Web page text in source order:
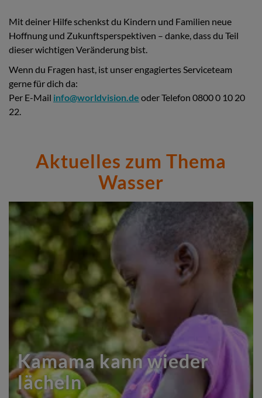
Mit deiner Hilfe schenkst du Kindern und Familien neue
Hoffnung und Zukunftsperspektiven – danke, dass du Teil
dieser wichtigen Veränderung bist.
Wenn du Fragen hast, ist unser engagiertes Serviceteam
gerne für dich da:
Per E-Mail info@worldvision.de oder Telefon 0800 0 10 20
22.
Aktuelles zum Thema
Wasser
Kamama kann wieder
lächeln